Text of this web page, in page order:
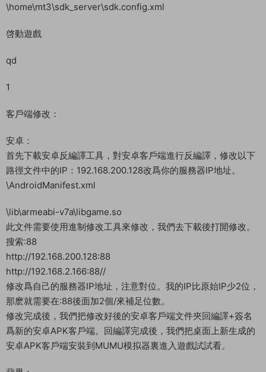
導入數據庫：
cd /home/
192.168.2.166:88
網站目錄指向：/www/wwwroot/game
修改服務端文件IP：替換以下文件中IP地址：192.168.200.128
爲你的服務器IP地址。
啓動遊戲
qd
1
客戶端修改：
安卓：
首先下載安卓反編譯工具，對安卓客戶端進行反編譯，修改以下
路徑文件中的IP：192.168.200.128改爲你的服務器IP地址。